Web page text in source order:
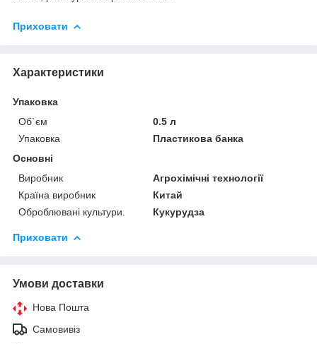
Приховати
Характеристики
Упаковка
Об`єм
0.5 л
Упаковка
Пластикова банка
Основні
Виробник
Агрохімічні технології
Країна виробник
Китай
Оброблювані культури.
Кукурудза
Приховати
Умови доставки
Нова Пошта
Самовивіз